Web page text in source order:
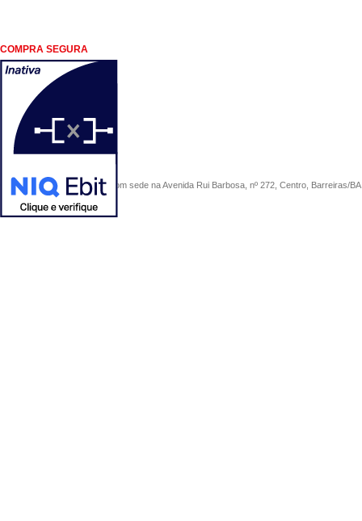
COMPRA SEGURA
COMERCIAL SÃO PAULO, com sede na Avenida Rui Barbosa, nº 272, Centro, Barreiras/